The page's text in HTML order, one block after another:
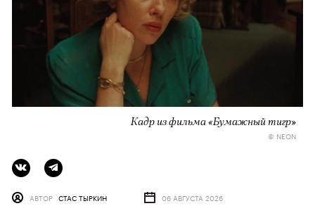
Кадр из фильма «Бумажный тигр»
© NEON
АВТОР СТАС ТЫРКИН 06 АВГУСТА 2026